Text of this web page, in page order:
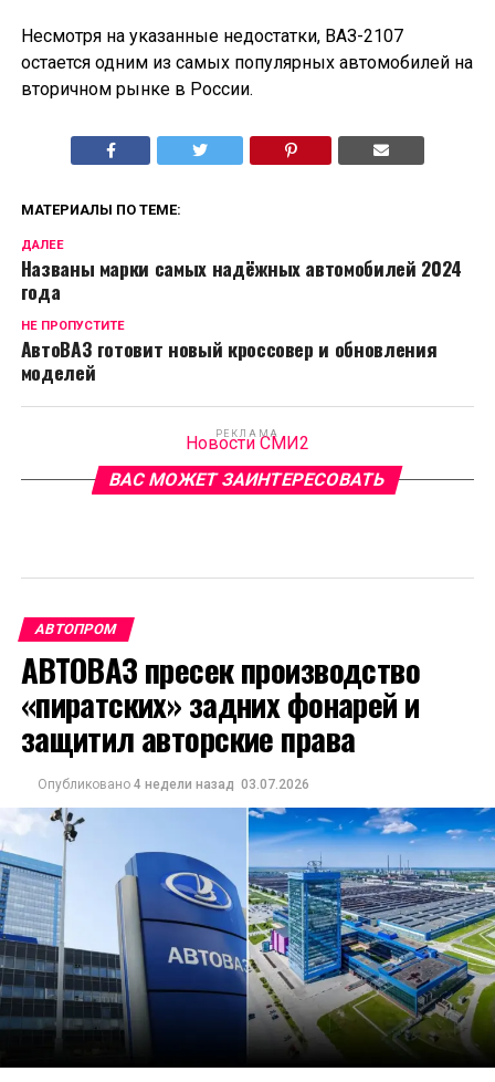
Несмотря на указанные недостатки, ВАЗ-2107
остается одним из самых популярных автомобилей на
вторичном рынке в России.
МАТЕРИАЛЫ ПО ТЕМЕ:
ДАЛЕЕ
Названы марки самых надёжных автомобилей 2024
года
НЕ ПРОПУСТИТЕ
АвтоВАЗ готовит новый кроссовер и обновления
моделей
РЕКЛАМА
Новости СМИ2
ВАС МОЖЕТ ЗАИНТЕРЕСОВАТЬ
АВТОПРОМ
АВТОВАЗ пресек производство
«пиратских» задних фонарей и
защитил авторские права
Опубликовано 4 недели назад 03.07.2026